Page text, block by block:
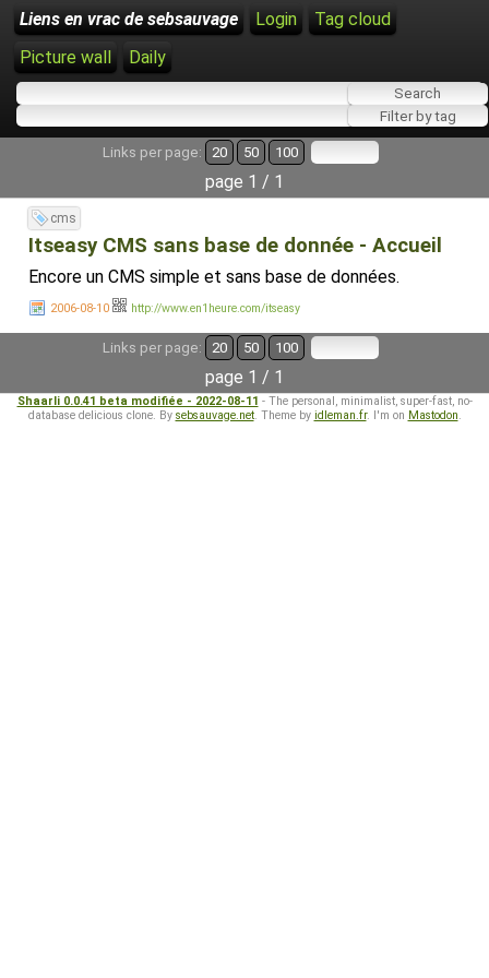
Liens en vrac de sebsauvage Login
Tag cloud
Picture wall
Daily
Links per page: 20 50 100
page 1 / 1
cms
Itseasy CMS sans base de donnée - Accueil
Encore un CMS simple et sans base de données.
2006-08-10 http://www.en1heure.com/itseasy
Links per page: 20 50 100
page 1 / 1
Shaarli 0.0.41 beta modifiée - 2022-08-11 - The personal, minimalist, super-fast, no-
database delicious clone. By sebsauvage.net. Theme by idleman.fr. I'm on Mastodon.